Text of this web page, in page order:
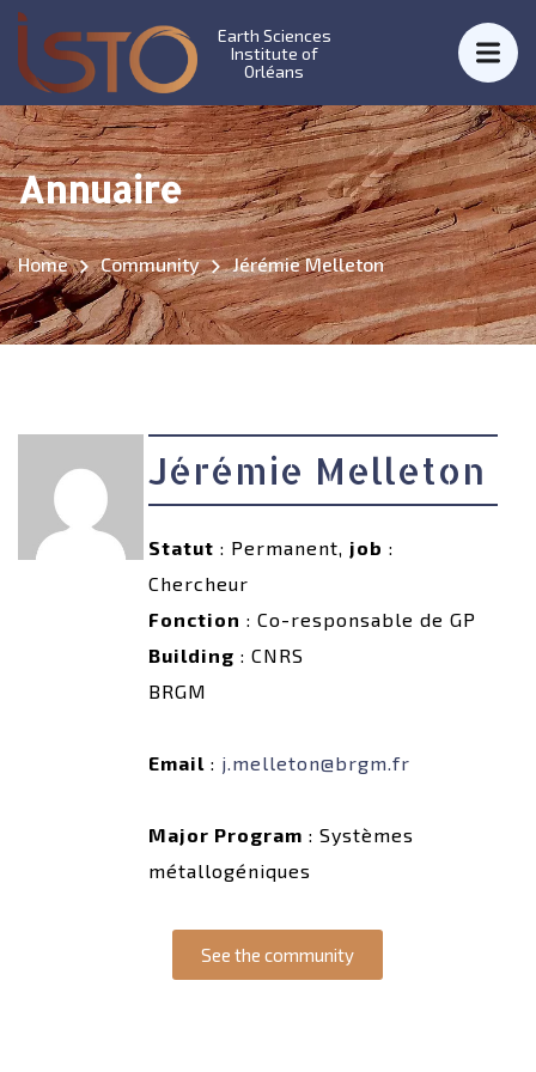
Earth Sciences
Institute of
Orléans
Annuaire
Home Community Jérémie Melleton
Jérémie Melleton
Statut : Permanent, job :
Chercheur
Fonction : Co-responsable de GP
Building : CNRS
BRGM
Email: j.melleton@brgm.fr
Major Program : Systèmes
métallogéniques
See the community